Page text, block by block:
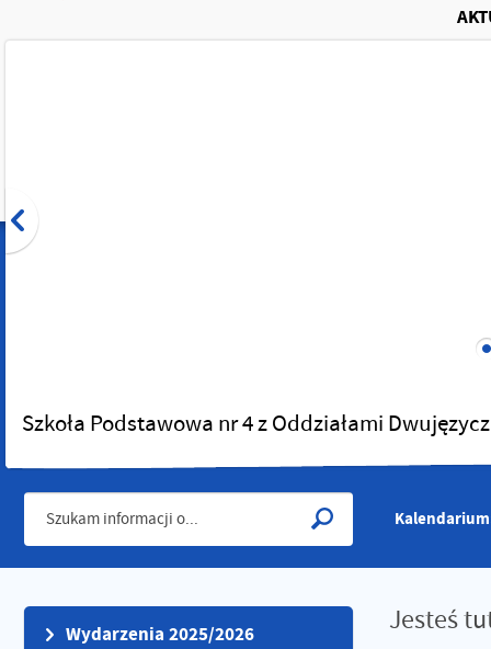
Szkoła Podstawowa nr 4 z Oddziałami
Wydarzenia 2025/2026
Jesteś